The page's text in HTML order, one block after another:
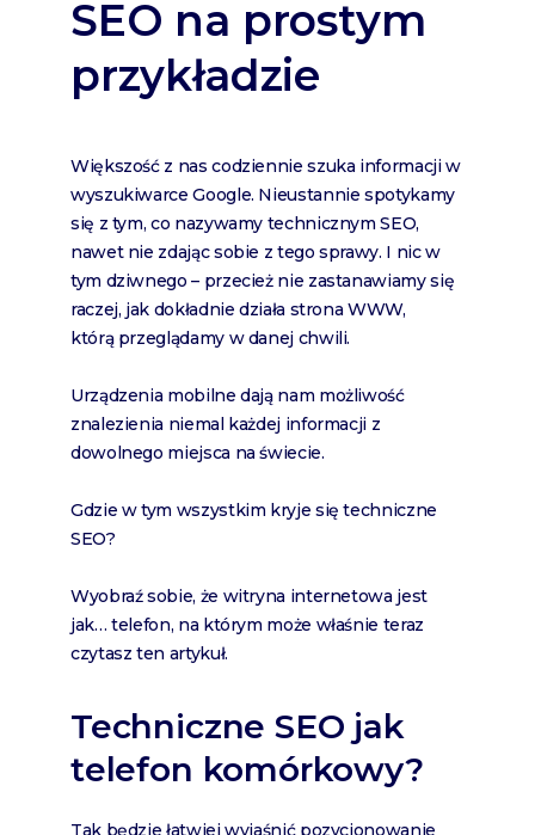
SEO na prostym
przykładzie
Większość z nas codziennie szuka informacji w
wyszukiwarce Google. Nieustannie spotykamy
się z tym, co nazywamy technicznym SEO,
nawet nie zdając sobie z tego sprawy. I nic w
tym dziwnego – przecież nie zastanawiamy się
raczej, jak dokładnie działa strona WWW,
którą przeglądamy w danej chwili.
Urządzenia mobilne dają nam możliwość
znalezienia niemal każdej informacji z
dowolnego miejsca na świecie.
Gdzie w tym wszystkim kryje się techniczne
SEO?
Wyobraź sobie, że witryna internetowa jest
jak… telefon, na którym może właśnie teraz
czytasz ten artykuł.
Techniczne SEO jak
telefon komórkowy?
Tak będzie łatwiej wyjaśnić pozycjonowanie